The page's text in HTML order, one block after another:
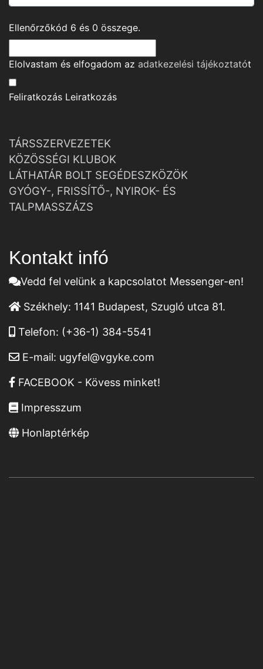
Ellenőrzőkód 6 és 0 összege.
Elolvastam és elfogadom az adatkezelési tájékoztatót
Feliratkozás Leiratkozás
TÁRSSZERVEZETEK
KÖZÖSSÉGI KLUBOK
LÁTHATÁR BOLT SEGÉDESZKÖZÖK
GYÓGY-, FRISSÍTŐ-, NYIROK- ÉS
TALPMASSZÁZS
Kontakt infó
Vedd fel velünk a kapcsolatot Messenger-en!
Székhely: 1141 Budapest, Szugló utca 81.
Telefon: (+36-1) 384-5541
E-mail: ugyfel@vgyke.com
FACEBOOK - Kövess minket!
Impresszum
Honlaptérkép